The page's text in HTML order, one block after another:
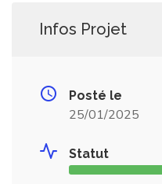
Infos Projet
Posté le
25/01/2025
Statut